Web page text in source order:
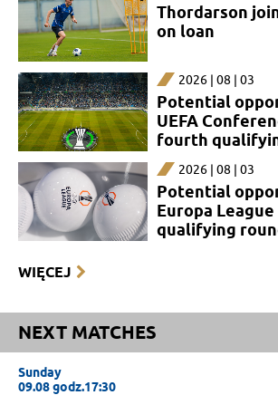
Thordarson
on loan
2026 | 08 | 03
Potential
UEFA
fourth
2026 | 08 | 03
Potential
Europa
qualifying
WIĘCEJ
NEXT MATCHES
Sunday
09.08 godz.17:30